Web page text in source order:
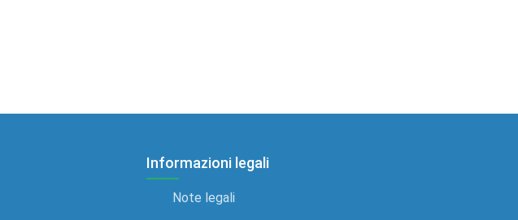
Informazioni legali
Note legali